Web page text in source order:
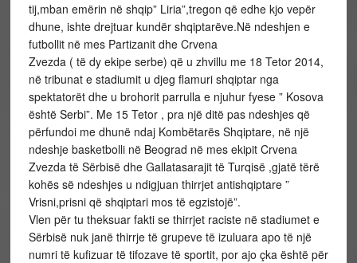
tij,mban emërin në shqip” Liria”,tregon që edhe kjo vepër
dhune, ishte drejtuar kundër shqiptarëve.Në ndeshjen e
futbollit në mes Partizanit dhe Crvena
Zvezda ( të dy ekipe serbe) që u zhvillu me 18 Tetor 2014,
në tribunat e stadiumit u djeg flamuri shqiptar nga
spektatorët dhe u brohorit parrulla e njuhur fyese ” Kosova
është Serbi”. Me 15 Tetor , pra një ditë pas ndeshjes që
përfundoi me dhunë ndaj Kombëtarës Shqiptare, në një
ndeshje basketbolli në Beograd në mes ekipit Crvena
Zvezda të Sërbisë dhe Gallatasarajit të Turqisë ,gjatë tërë
kohës së ndeshjes u ndigjuan thirrjet antishqiptare ”
Vrisni,prisni që shqiptari mos të egzistojë”.
Vlen për tu theksuar fakti se thirrjet raciste në stadiumet e
Sërbisë nuk janë thirrje të grupeve të izuluara apo të një
numri të kufizuar të tifozave të sportit, por ajo çka është për